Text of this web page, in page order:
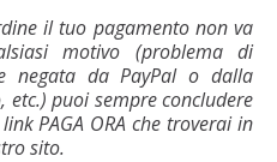
il tuo pagamento non va
motivo (problema di
negata da PayPal o dalla
puoi sempre concludere
PAGA ORA che troverai in
sito.